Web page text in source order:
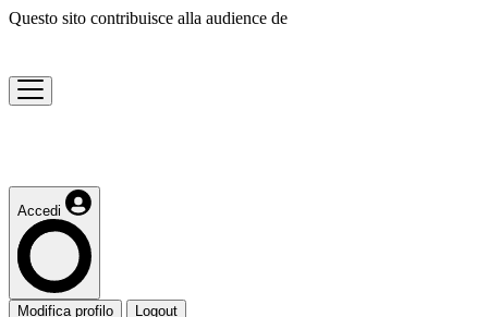
Questo sito contribuisce alla audience de
Accedi
Modifica profilo Logout